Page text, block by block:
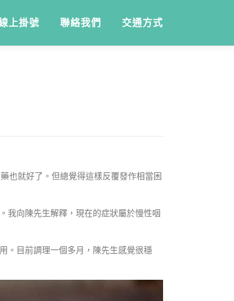
上掛號 聯絡我們 交通方式
也就好了。但總覺得這樣反覆發作相當困
我向陳先生解釋，現在的症狀屬於慢性咽
。目前調理一個多月，陳先生感覺很穩